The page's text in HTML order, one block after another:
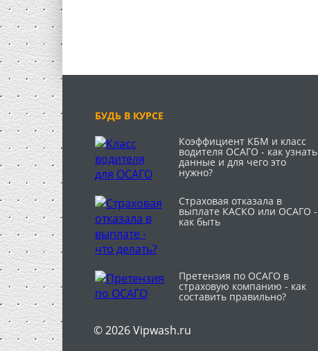
БУДЬ В КУРСЕ
Коэффициент КБМ и класс
водителя ОСАГО - как узнать
данные и для чего это
нужно?
Страховая отказала в
выплате КАСКО или ОСАГО -
как быть
Претензия по ОСАГО в
страховую компанию - как
составить правильно?
© 2026 Vipwash.ru